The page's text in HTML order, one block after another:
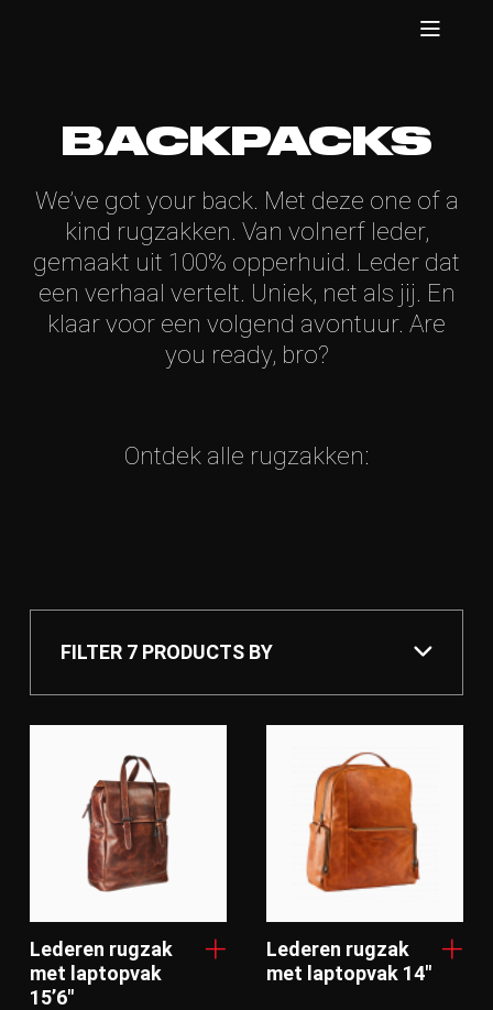
BACKPACKS
We’ve got your back. Met deze one of a
kind rugzakken. Van volnerf leder,
gemaakt uit 100% opperhuid. Leder dat
een verhaal vertelt. Uniek, net als jij. En
klaar voor een volgend avontuur. Are
you ready, bro?
Ontdek alle rugzakken:
FILTER 7 PRODUCTS BY
Features
Bruin
Cognac
Zwart
Volnerf buffelleder
Volnerf rundsleder
Lederen rugzak
met laptopvak
15’6"
Lederen rugzak
met laptopvak 14"